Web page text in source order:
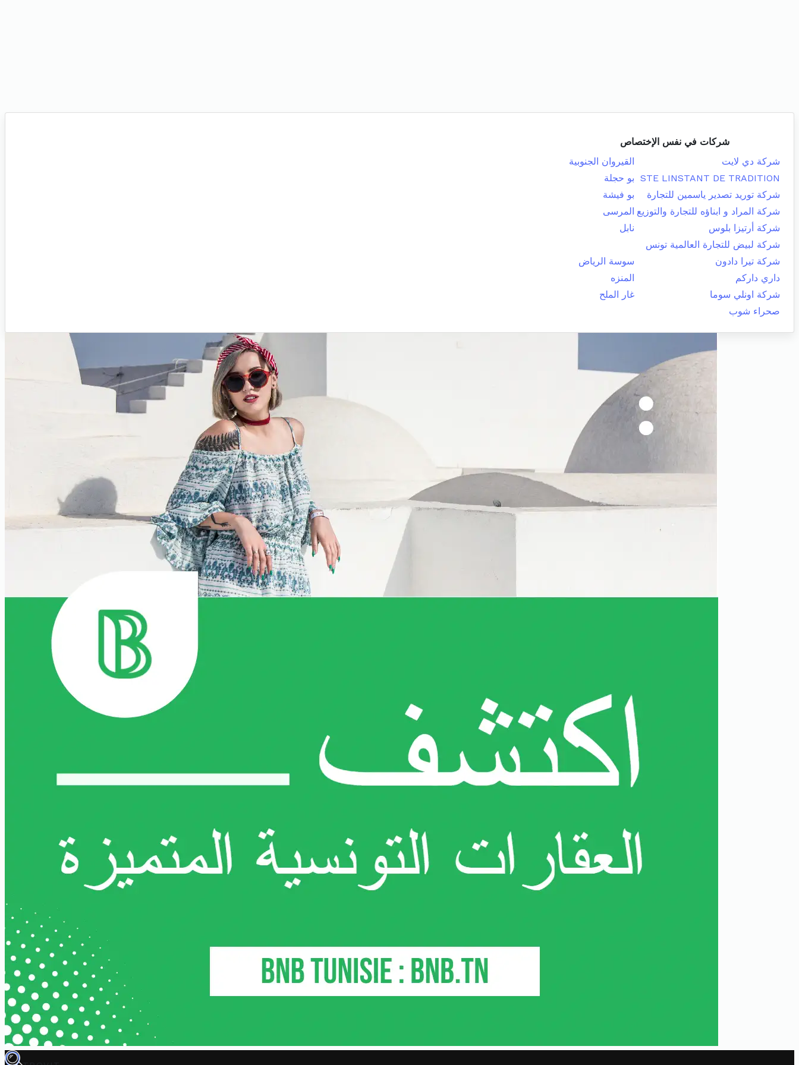
شركات في نفس الإختصاص
شركة دي لايت
القيروان الجنوبية
STE LINSTANT DE TRADITION بو حجلة
شركة توريد تصدير ياسمين للتجارة
بو فيشة
شركة المراد و ابناؤه للتجارة والتوزيع المرسى
شركة أرتيزا بلوس
نابل
شركة لبيض للتجارة العالمية تونس
شركة تيرا دادون
سوسة الرياض
داري داركم
المنزه
شركة اونلي سوما
غار الملح
صحراء شوب